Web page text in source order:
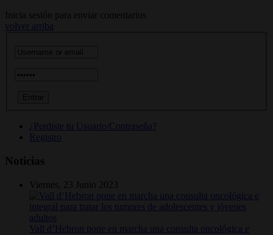
Inicia sesión para enviar comentarios
volver arriba
¿Perdiste tu Usuario/Contraseña?
Registro
Noticias
Viernes, 23 Junio 2023
Vall d’Hebron pone en marcha una consulta oncológica e